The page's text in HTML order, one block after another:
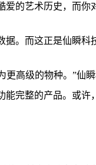
的艺术历史，而
。而这正是仙瞬
高级的物种。”仙
完整的产品。或